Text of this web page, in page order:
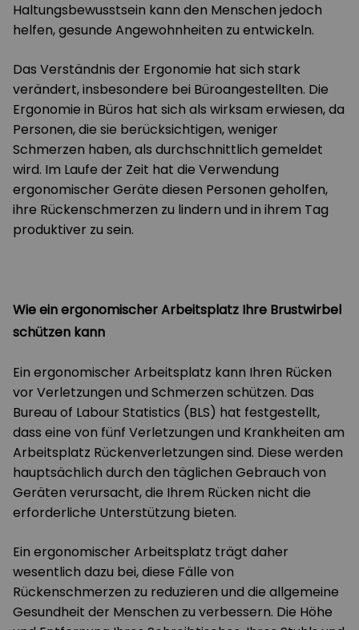
Haltungsbewusstsein kann den Menschen jedoch
helfen, gesunde Angewohnheiten zu entwickeln.
Das Verständnis der Ergonomie hat sich stark
verändert, insbesondere bei Büroangestellten. Die
Ergonomie in Büros hat sich als wirksam erwiesen, da
Personen, die sie berücksichtigen, weniger
Schmerzen haben, als durchschnittlich gemeldet
wird. Im Laufe der Zeit hat die Verwendung
ergonomischer Geräte diesen Personen geholfen,
ihre Rückenschmerzen zu lindern und in ihrem Tag
produktiver zu sein.
Wie ein ergonomischer Arbeitsplatz Ihre Brustwirbel
schützen kann
Ein ergonomischer Arbeitsplatz kann Ihren Rücken
vor Verletzungen und Schmerzen schützen. Das
Bureau of Labour Statistics (BLS) hat festgestellt,
dass eine von fünf Verletzungen und Krankheiten am
Arbeitsplatz Rückenverletzungen sind. Diese werden
hauptsächlich durch den täglichen Gebrauch von
Geräten verursacht, die Ihrem Rücken nicht die
erforderliche Unterstützung bieten.
Ein ergonomischer Arbeitsplatz trägt daher
wesentlich dazu bei, diese Fälle von
Rückenschmerzen zu reduzieren und die allgemeine
Gesundheit der Menschen zu verbessern. Die Höhe